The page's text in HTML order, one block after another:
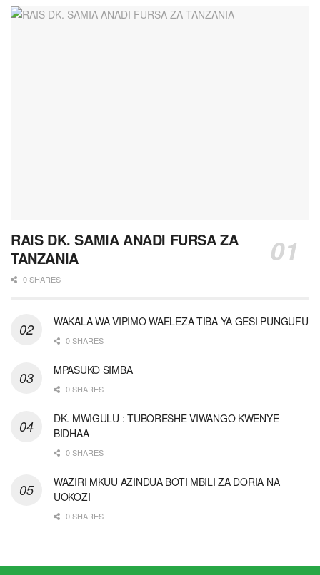
RAIS DK. SAMIA ANADI FURSA ZA
TANZANIA
0 SHARES
WAKALA WA VIPIMO WAELEZA TIBA YA GESI PUNGUFU
0 SHARES
MPASUKO SIMBA
0 SHARES
DK. MWIGULU : TUBORESHE VIWANGO KWENYE
BIDHAA
0 SHARES
WAZIRI MKUU AZINDUA BOTI MBILI ZA DORIA NA
UOKOZI
0 SHARES